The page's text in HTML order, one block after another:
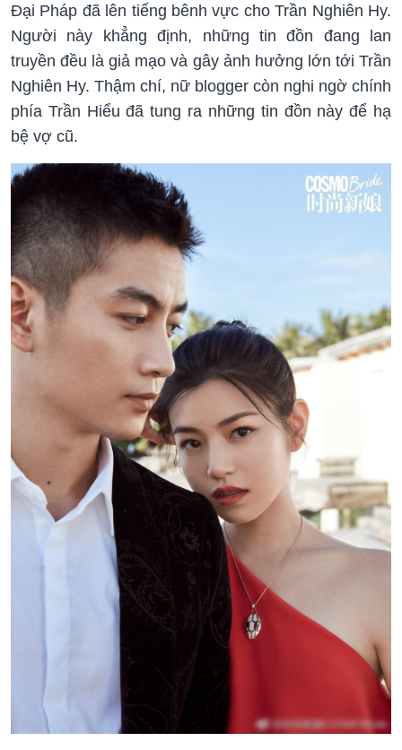
Đại Pháp đã lên tiếng bênh vực cho Trần Nghiên Hy.
Người này khẳng định, những tin đồn đang lan
truyền đều là giả mạo và gây ảnh hưởng lớn tới Trần
Nghiên Hy. Thậm chí, nữ blogger còn nghi ngờ chính
phía Trần Hiểu đã tung ra những tin đồn này để hạ
bệ vợ cũ.